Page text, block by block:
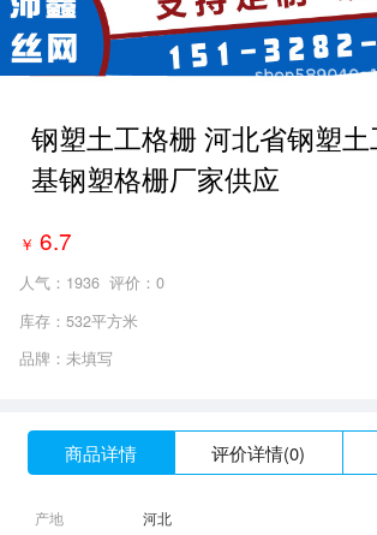
钢塑土工格栅 河北省钢塑
基钢塑格栅厂家供应
￥ 6.7
人气： 1936评价：0
库存：532平方米
品牌：未填写
商品详情 评价详情(0)
产地 河北